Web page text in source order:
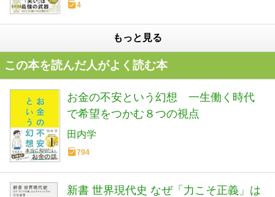
4
もっと見る
この本を読んだ人がよく読む本
お金の不安という幻想 一生働く時代
で希望をつかむ８つの視点
田内学
794
新書 世界現代史 なぜ「力こそ正義」は